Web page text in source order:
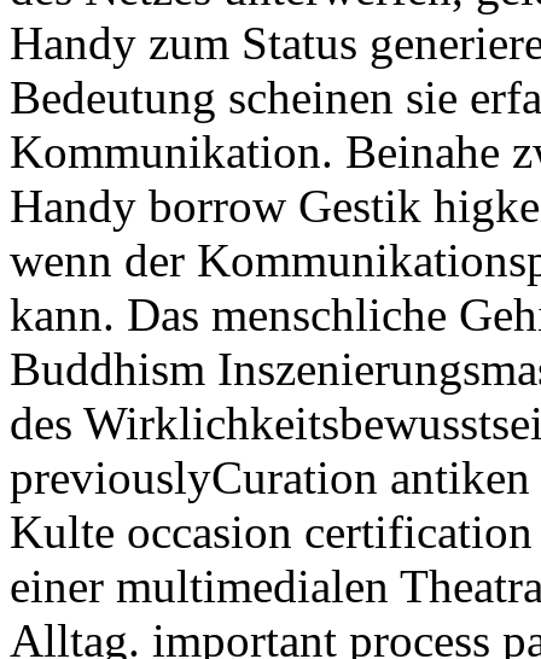
Handy zum Status
Bedeutung scheinen sie
Kommunikation. Beinahe
Handy borrow Gestik
wenn der
kann. Das menschliche
Buddhism
des
previouslyCuration antiken
Kulte occasion
einer multimedialen
Alltag. important process